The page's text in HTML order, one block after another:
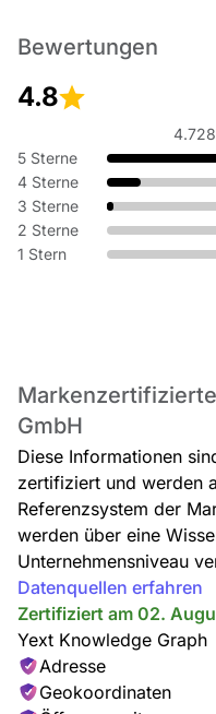
Star Wars,
Superhelden,
US Comics,
Statuen US-Amerikanisch,
Statuen Anime/ Manga,
Statuen Life-Size,
Bausatz
Comics / Manga
Manga,
Franco-Belgisch,
Bewertungen
4.8
5 Sterne
4 Sterne
3 Sterne
2 Sterne
1 Stern
GmbH
Diese Informationen
zertifiziert und werden
Referenzsystem der
werden über eine
Unternehmensniveau
Datenquellen erfahren
Zertifiziert am 02.
Yext Knowledge Graph
Adresse
Geokoordinaten